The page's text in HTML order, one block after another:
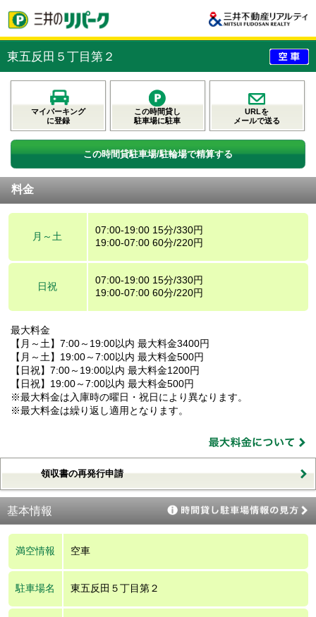
東五反田５丁目第２
マイパーキング
に登録
この時間貸し
駐車場に駐車
URLを
メールで送る
この時間貸駐車場/駐輪場で精算する
料金
月～土
07:00-19:00 15分/330円
19:00-07:00 60分/220円
日祝
07:00-19:00 15分/330円
19:00-07:00 60分/220円
最大料金
【月～土】7:00～19:00以内 最大料金3400円
【月～土】19:00～7:00以内 最大料金500円
【日祝】7:00～19:00以内 最大料金1200円
【日祝】19:00～7:00以内 最大料金500円
※最大料金は入庫時の曜日・祝日により異なります。
※最大料金は繰り返し適用となります。
領収書の再発行申請
基本情報
満空情報 空車
駐車場名 東五反田５丁目第２